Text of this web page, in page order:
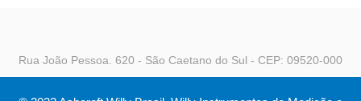
Rua João Pessoa. 620 - São Caetano do Sul - CEP: 09520-000